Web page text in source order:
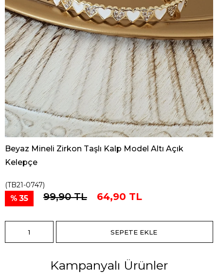
Beyaz Mineli Zirkon Taşlı Kalp Model Altı Açık
Kelepçe
(TB21-0747)
35 99,90 TL 64,90 TL
Kampanyalı Ürünler